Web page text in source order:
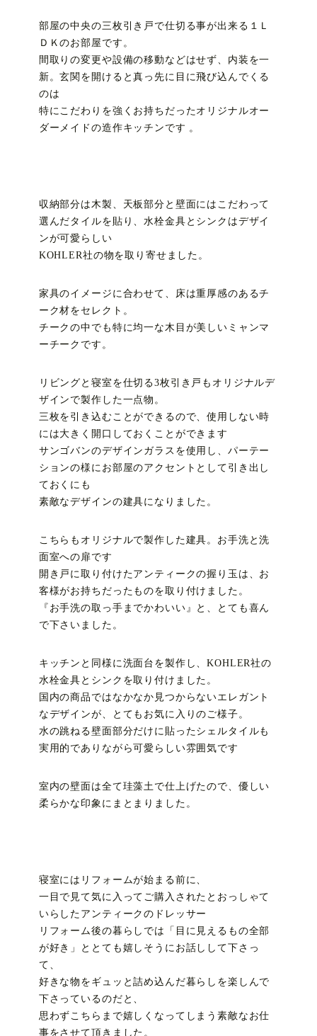
部屋の中央の三枚引き戸で仕切る事が出来る１Ｌ
ＤＫのお部屋です。
間取りの変更や設備の移動などはせず、内装を一
新。玄関を開けると真っ先に目に飛び込んでくる
のは
特にこだわりを強くお持ちだったオリジナルオー
ダーメイドの造作キッチンです 。
収納部分は木製、天板部分と壁面にはこだわって
選んだタイルを貼り、水栓金具とシンクはデザイ
ンが可愛らしい
KOHLER社の物を取り寄せました。
家具のイメージに合わせて、床は重厚感のあるチ
ーク材をセレクト。
チークの中でも特に均一な木目が美しいミャンマ
ーチークです。
リビングと寝室を仕切る3枚引き戸もオリジナルデ
ザインで製作した一点物。
三枚を引き込むことができるので、使用しない時
には大きく開口しておくことができます
サンゴバンのデザインガラスを使用し、パーテー
ションの様にお部屋のアクセントとして引き出し
ておくにも
素敵なデザインの建具になりました。
こちらもオリジナルで製作した建具。お手洗と洗
面室への扉です
開き戸に取り付けたアンティークの握り玉は、お
客様がお持ちだったものを取り付けました。
『お手洗の取っ手までかわいい』と、とても喜ん
で下さいました。
キッチンと同様に洗面台を製作し、KOHLER社の
水栓金具とシンクを取り付けました。
国内の商品ではなかなか見つからないエレガント
なデザインが、とてもお気に入りのご様子。
水の跳ねる壁面部分だけに貼ったシェルタイルも
実用的でありながら可愛らしい雰囲気です
室内の壁面は全て珪藻土で仕上げたので、優しい
柔らかな印象にまとまりました。
寝室にはリフォームが始まる前に、
一目で見て気に入ってご購入されたとおっしゃて
いらしたアンティークのドレッサー
リフォーム後の暮らしでは「目に見えるもの全部
が好き」ととても嬉しそうにお話しして下さっ
て、
好きな物をギュッと詰め込んだ暮らしを楽しんで
下さっているのだと、
思わずこちらまで嬉しくなってしまう素敵なお仕
事をさせて頂きました。